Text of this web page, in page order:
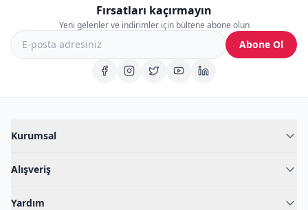
Fırsatları kaçırmayın
Yeni gelenler ve indirimler için bültene abone olun
Abone Ol
Kurumsal
Blog
İç Giyim Rehberi
Alışveriş
Yardım